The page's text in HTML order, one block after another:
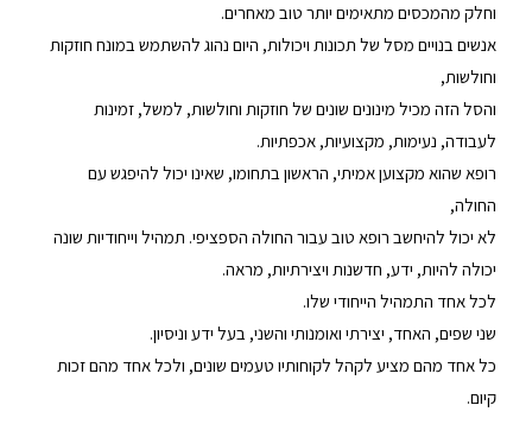
וחלק מהמכסים מתאימים יותר טוב מאחרים.
אנשים בנויים מסל של תכונות ויכולות, היום נהוג להשתמש במונח חוזקות
וחולשות,
והסל הזה מכיל מינונים שונים של חוזקות וחולשות, למשל, זמינות
לעבודה, נעימות, מקצועיות, אכפתיות.
רופא שהוא מקצוען אמיתי, הראשון בתחומו, שאינו יכול להיפגש עם
החולה,
לא יכול להיחשב רופא טוב עבור החולה הספציפי. תמהיל וייחודיות שונה
יכולה להיות, ידע, חדשנות ויצירתיות, מראה.
לכל אחד התמהיל הייחודי שלו.
שני שפים, האחד, יצירתי ואומנותי והשני, בעל ידע וניסיון.
כל אחד מהם מציע לקהל לקוחותיו טעמים שונים, ולכל אחד מהם זכות
קיום.